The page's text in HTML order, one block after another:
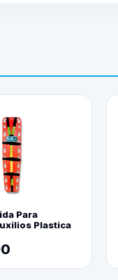
Para
Plastica